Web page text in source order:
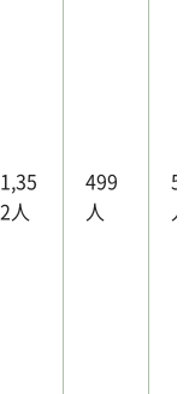
1,35
2人
499
人
人